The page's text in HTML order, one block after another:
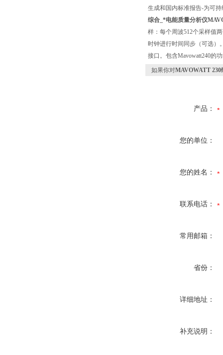
生成和国内标准报告-为可
综合_*电能质量分析仪
样：每个周波512个采样值
时钟进行时间同步（可选）
接口。包含Mavowatt240的
如果你对MAVOWATT
产品：
您的单位：
您的姓名：
联系电话：
常用邮箱：
省份：
详细地址：
补充说明：